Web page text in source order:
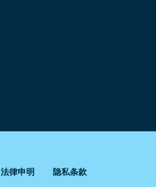
法律申明 隐私条款